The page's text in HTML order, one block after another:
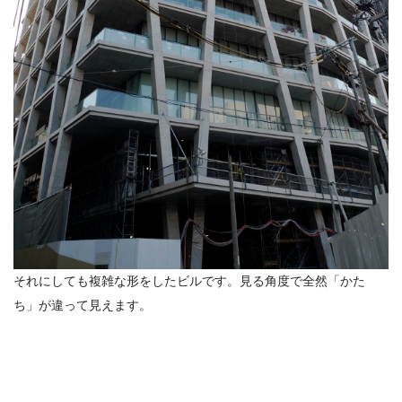
それにしても複雑な形をしたビルです。見る角度で全然「かた
ち」が違って見えます。